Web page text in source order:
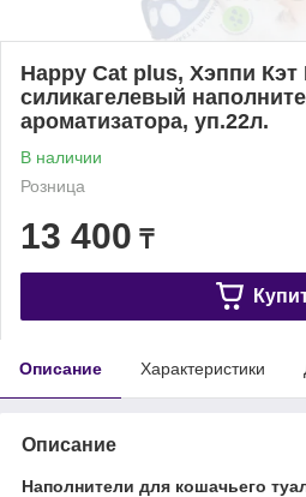
Happy Cat plus, Хэппи
силикагелевый
ароматизатора, уп.22л.
В наличии
Розница
13 400 ₸
Описание Характеристики
Описание
Наполнители для кошачьего